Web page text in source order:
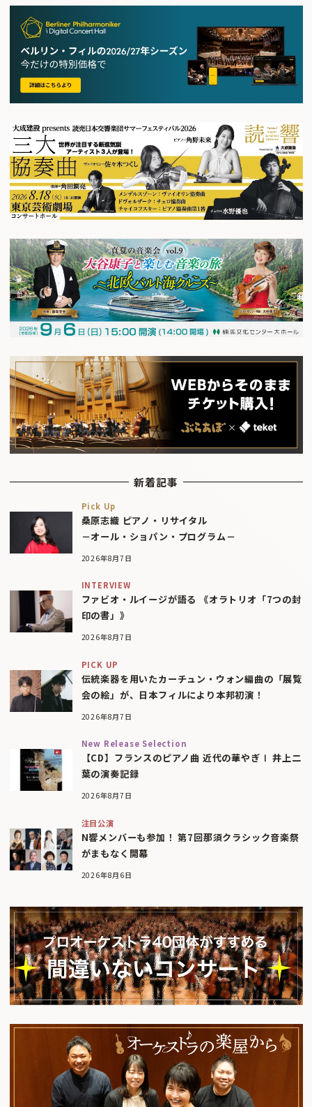
新着記事
Pick Up
桑原志織 ピアノ・リサイタル
－オール・ショパン・プログラム－
2026年8月7日
INTERVIEW
ファビオ・ルイージが語る 《オラトリオ「7つの封
印の書」》
2026年8月7日
PICK UP
伝統楽器を用いたカーチュン・ウォン編曲の「展覧
会の絵」が、日本フィルにより本邦初演！
2026年8月7日
New Release Selection
【CD】フランスのピアノ曲 近代の華やぎⅠ 井上二
葉の演奏記録
2026年8月7日
注目公演
N響メンバーも参加！ 第7回那須クラシック音楽祭
がまもなく開幕
2026年8月6日